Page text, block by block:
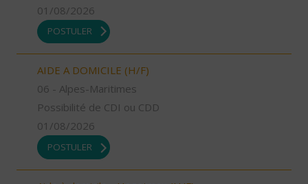
01/08/2026
POSTULER
AIDE A DOMICILE (H/F)
06 - Alpes-Maritimes
Possibilité de CDI ou CDD
01/08/2026
POSTULER